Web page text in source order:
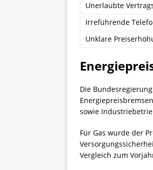
Unerlaubte
Irreführende
Unklare
Die
sowie
Für Gas wurde der
Vergleich zum